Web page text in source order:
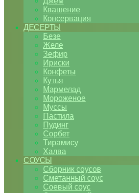
Квашение
Консервация
ДЕСЕРТЫ
Безе
Желе
Зефир
Ириски
Конфеты
Кутья
Мармелад
Мороженое
Муссы
Пастила
Пудинг
Сорбет
Тирамису
Халва
СОУСЫ
Сборник соусов
Сметанный соус
Соевый соус